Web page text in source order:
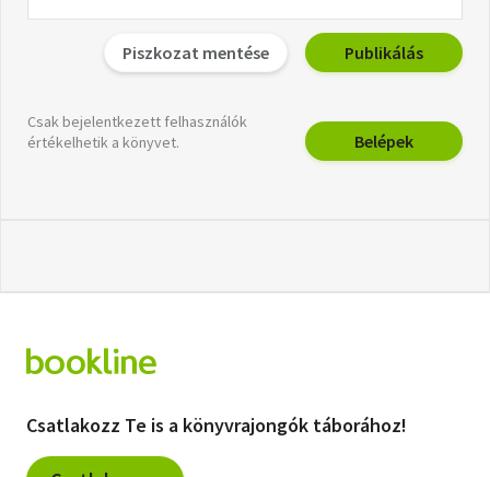
Piszkozat mentése Publikálás
Csak bejelentkezett felhasználók
értékelhetik a könyvet.
Belépek
Csatlakozz Te is a könyvrajongók táborához!